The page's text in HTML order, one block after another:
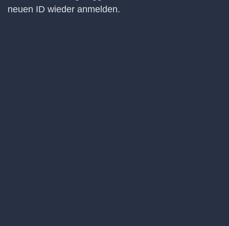
neuen ID wieder anmelden.